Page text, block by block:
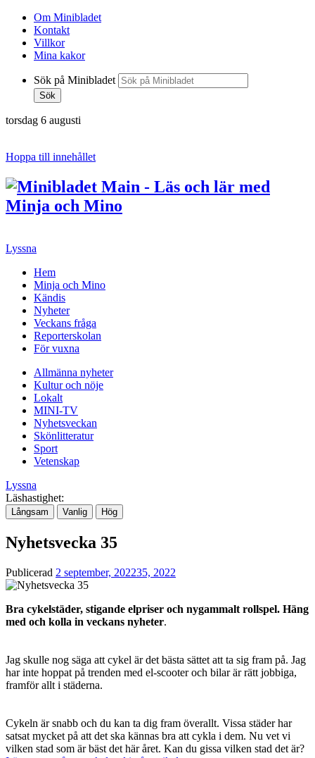
Om Minibladet
Kontakt
Villkor
Mina kakor
Sök på Minibladet
Sök
torsdag 6 augusti
Hoppa till innehållet
Lyssna
Hem
Minja och Mino
Kändis
Nyheter
Veckans fråga
Reporterskolan
För vuxna
Allmänna nyheter
Kultur och nöje
Lokalt
MINI-TV
Nyhetsveckan
Skönlitteratur
Sport
Vetenskap
Lyssna
Läshastighet:
Långsam Vanlig Hög
Nyhetsvecka 35
Publicerad 2 september, 202235, 2022
Bra cykelstäder, stigande elpriser och nygammalt rollspel. Häng
med och kolla in veckans nyheter.
Jag skulle nog säga att cykel är det bästa sättet att ta sig fram på. Jag
har inte hoppat på trenden med el-scooter och bilar är rätt jobbiga,
framför allt i städerna.
Cykeln är snabb och du kan ta dig fram överallt. Vissa städer har
satsat mycket på att det ska kännas bra att cykla i dem. Nu vet vi
vilken stad som är bäst det här året. Kan du gissa vilken stad det är?